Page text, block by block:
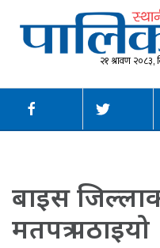
२१ श्रावण २०८३,
बाइस
मतपत्र पठाइयो